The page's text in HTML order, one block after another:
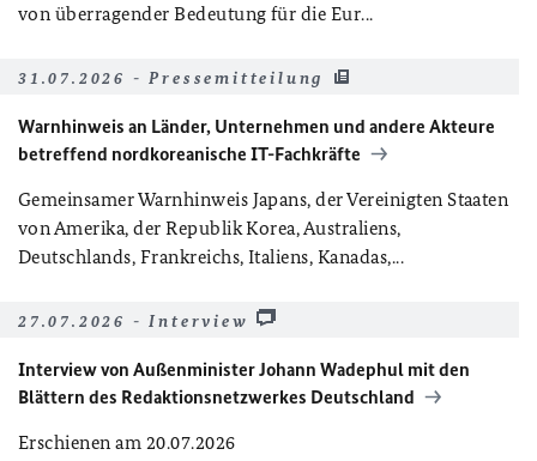
von überragender Bedeutung für die Eur...
31.07.2026 - Pressemitteilung
Warnhinweis an Länder, Unternehmen und andere Akteure
betreffend nordkoreanische IT-Fachkräfte
Gemeinsamer Warnhinweis Japans, der Vereinigten Staaten
von Amerika, der Republik Korea, Australiens,
Deutschlands, Frankreichs, Italiens, Kanadas,...
27.07.2026 - Interview
Interview von Außenminister Johann Wadephul mit den
Blättern des Redaktionsnetzwerkes Deutschland
Erschienen am 20.07.2026